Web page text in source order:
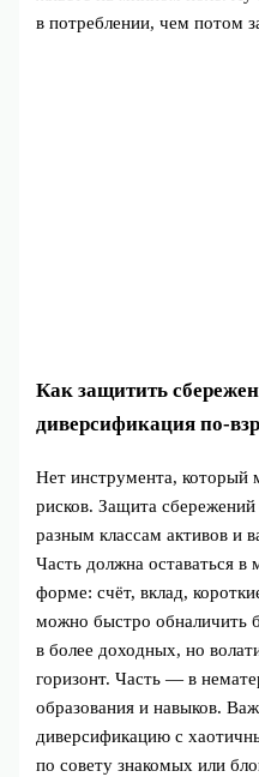
в потреблении, чем потом
Как защитить
диверсификация
Нет инструмента, который
рисков. Защита
разным классам активов и
Часть должна оставаться в
форме: счёт, вклад,
можно быстро обналичить
в более доходных, но
горизонт. Часть — в
образования и навыков.
диверсификацию с
по совету знакомых или